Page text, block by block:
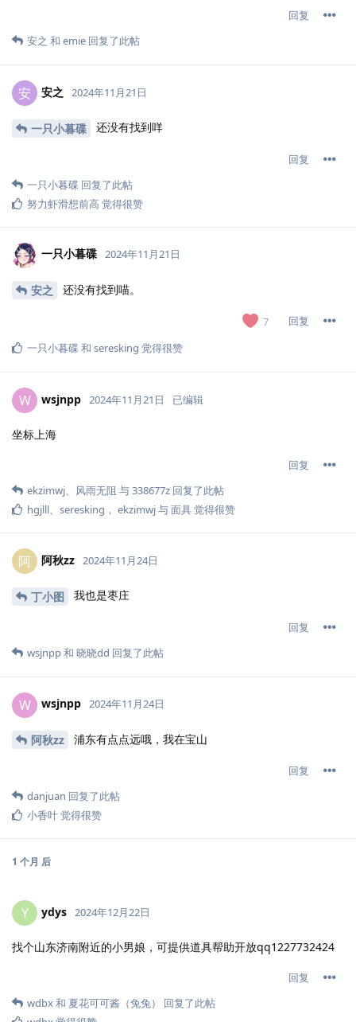
回复
安之 和 emie 回复了此帖
安 安之 2024年11月21日
一只小暮碟 还没有找到咩
回复
一只小暮碟 回复了此帖
努力虾滑想前高 觉得很赞
一只小暮碟 2024年11月21日
安之 还没有找到喵。
7
回复
一只小暮碟 和 seresking 觉得很赞
W wsjnpp 2024年11月21日 已编辑
坐标上海
回复
ekzimwj、 风雨无阻 与338677z 回复了此帖
hgjlll、 seresking ， ekzimwj与面具觉得很赞
阿 阿秋zz 2024年11月24日
丁小图 我也是枣庄
回复
wsjnpp和 晓晓dd 回复了此帖
W wsjnpp 2024年11月24日
阿秋zz 浦东有点点远哦，我在宝山
回复
danjuan 回复了此帖
小香叶觉得很赞
1 个月 后
Y ydys 2024年12月22日
找个山东济南附近的小男娘，可提供道具帮助开放qq1227732424
回复
wdbx和 夏花可可酱（兔兔）
回复了此帖